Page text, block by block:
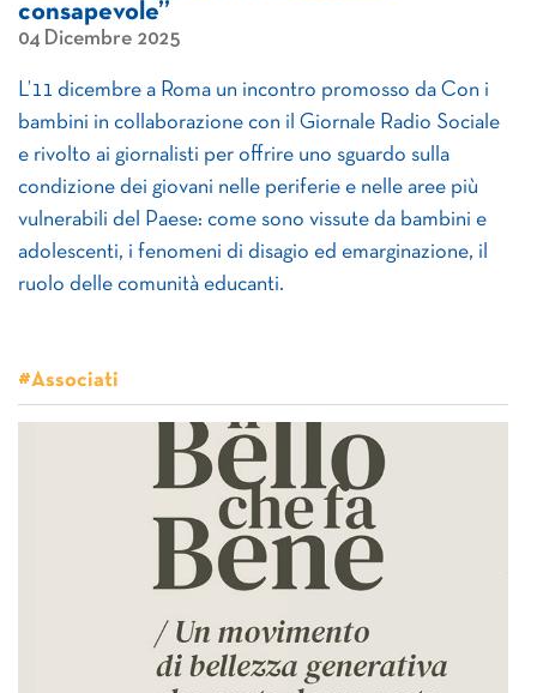
consapevole”
04 Dicembre 2025
L’11 dicembre a Roma un incontro promosso da Con i
bambini in collaborazione con il Giornale Radio Sociale
e rivolto ai giornalisti per offrire uno sguardo sulla
condizione dei giovani nelle periferie e nelle aree più
vulnerabili del Paese: come sono vissute da bambini e
adolescenti, i fenomeni di disagio ed emarginazione, il
ruolo delle comunità educanti.
#Associati